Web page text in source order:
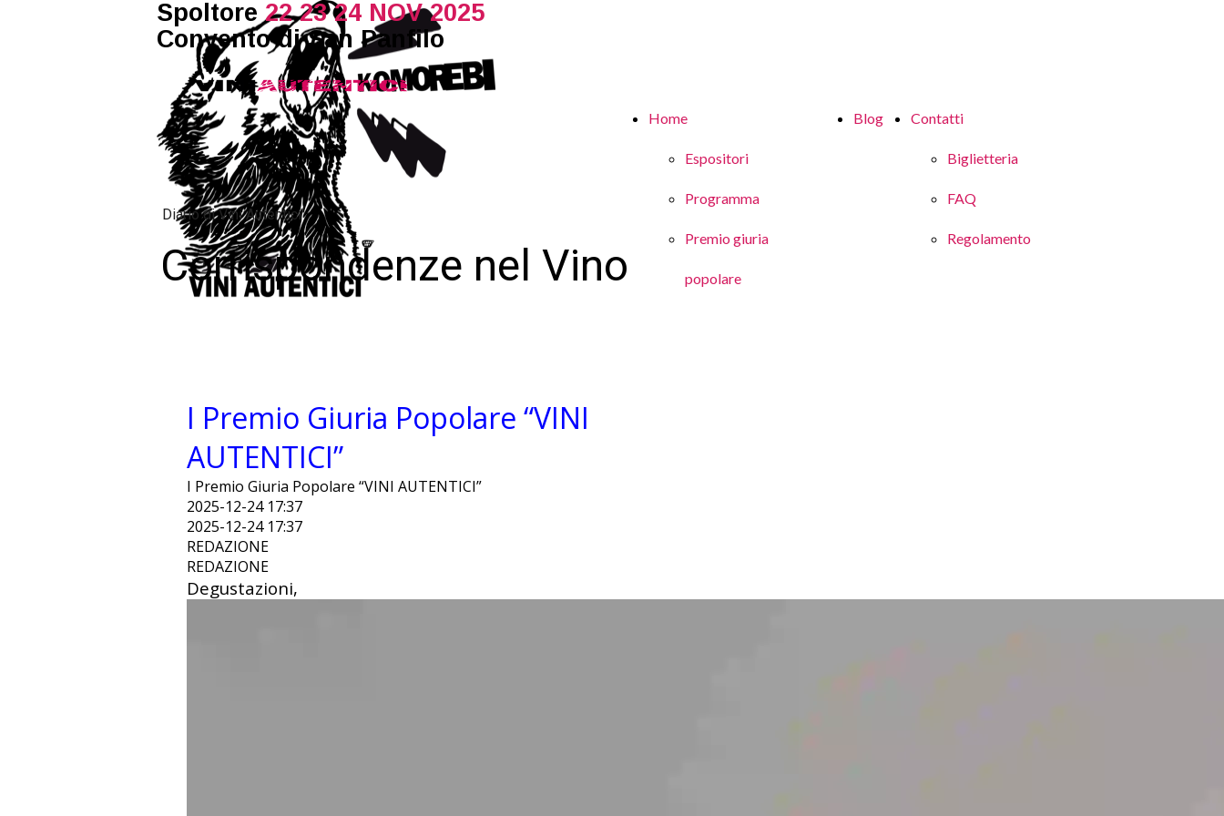
Spoltore22 23 24 NOV 2025
Convento di San Panfilo
Home
Espositori
Programma
Premio giuria
popolare
Blog Contatti
Biglietteria
FAQ
Regolamento
Diario di Vini Autentici
Corrispondenze nel Vino
I Premio Giuria Popolare “VINI
AUTENTICI”
I Premio Giuria Popolare “VINI AUTENTICI”
2025-12-24 17:37
2025-12-24 17:37
REDAZIONE
REDAZIONE
Degustazioni,